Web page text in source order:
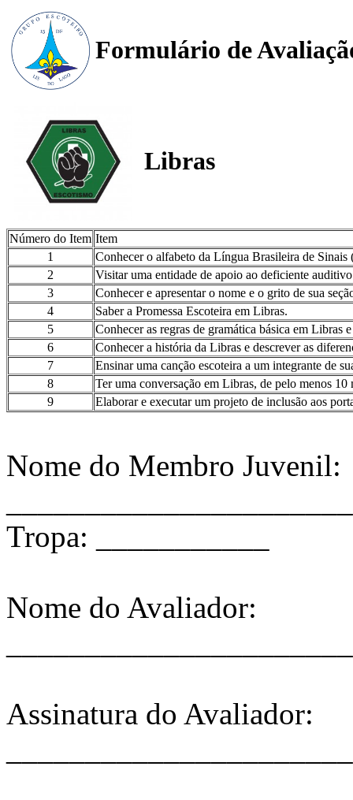
Formulário de
Libras
Número do Item Item
1
Conhecer o alfabeto da Língua Brasileira de Sinais
2
Visitar uma entidade de apoio ao deficiente
3
Conhecer e apresentar o nome e o grito de sua
4
Saber a Promessa Escoteira em Libras.
5
Conhecer as regras de gramática básica em Libras
6
Conhecer a história da Libras e descrever as
7
Ensinar uma canção escoteira a um integrante de
8
Ter uma conversação em Libras, de pelo menos
9
Elaborar e executar um projeto de inclusão aos
Nome do Membro Juvenil:
Tropa: ___________
Nome do Avaliador:
Assinatura do Avaliador: